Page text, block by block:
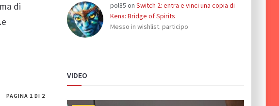
di
PAGINA 1 DI 2
pol85 on Switch 2: entra e vinci una copia di
Kena: Bridge of Spirits
Messo in wishlist. participo
VIDEO